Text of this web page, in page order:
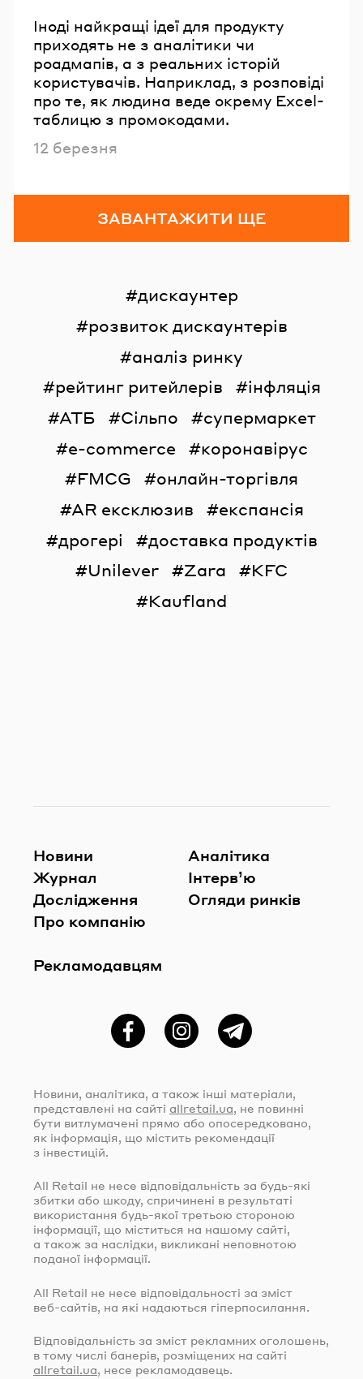
Іноді найкращі ідеї для продукту
приходять не з аналітики чи
роадмапів, а з реальних історій
користувачів. Наприклад, з розповіді
про те, як людина веде окрему Excel-
таблицю з промокодами.
Опубліковано
12 березня
ЗАВАНТАЖИТИ ЩЕ
дискаунтер
розвиток дискаунтерів
аналіз ринку
рейтинг ритейлерів
інфляція
АТБ
Сільпо
супермаркет
e-commerce
коронавірус
FMCG
онлайн-торгівля
AR ексклюзив
експансія
дрогері
доставка продуктів
Unilever
Zara
KFC
Kaufland
Новини
Журнал
Дослідження
Про компанію
Рекламодавцям
Аналітика
Інтерв’ю
Огляди ринків
ФейсбукInstagramTelegram
Новини, аналітика, а також інші матеріали,
представлені на сайті allretail.ua, не повинні
бути витлумачені прямо або опосередковано,
як інформація, що містить рекомендації
з інвестицій.
All Retail не несе відповідальність за будь-які
збитки або шкоду, спричинені в результаті
використання будь-якої третьою стороною
інформації, що міститься на нашому сайті,
а також за наслідки, викликані неповнотою
поданої інформації.
All Retail не несе відповідальності за зміст
веб-сайтів, на які надаються гіперпосилання.
Відповідальність за зміст рекламних оголошень,
в тому числі банерів, розміщених на сайті
allretail.ua, несе рекламодавець.